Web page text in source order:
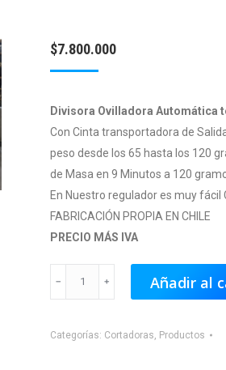
$7.800.000
Divisora Ovilladora Automática
Con Cinta transportadora de
peso desde los 65 hasta los 120
de Masa en 9 Minutos a 120
En Nuestro regulador es muy fácil
FABRICACIÓN PROPIA EN CHILE
PRECIO MÁS IVA
cantidad
Añadir al
Categorías: Cortadoras, Productos